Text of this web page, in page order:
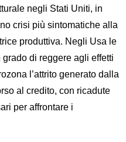
negli Stati Uniti, in
crisi più sintomatiche alla
produttiva. Negli Usa le
di reggere agli effetti
l’attrito generato dalla
al credito, con ricadute
per affrontare i